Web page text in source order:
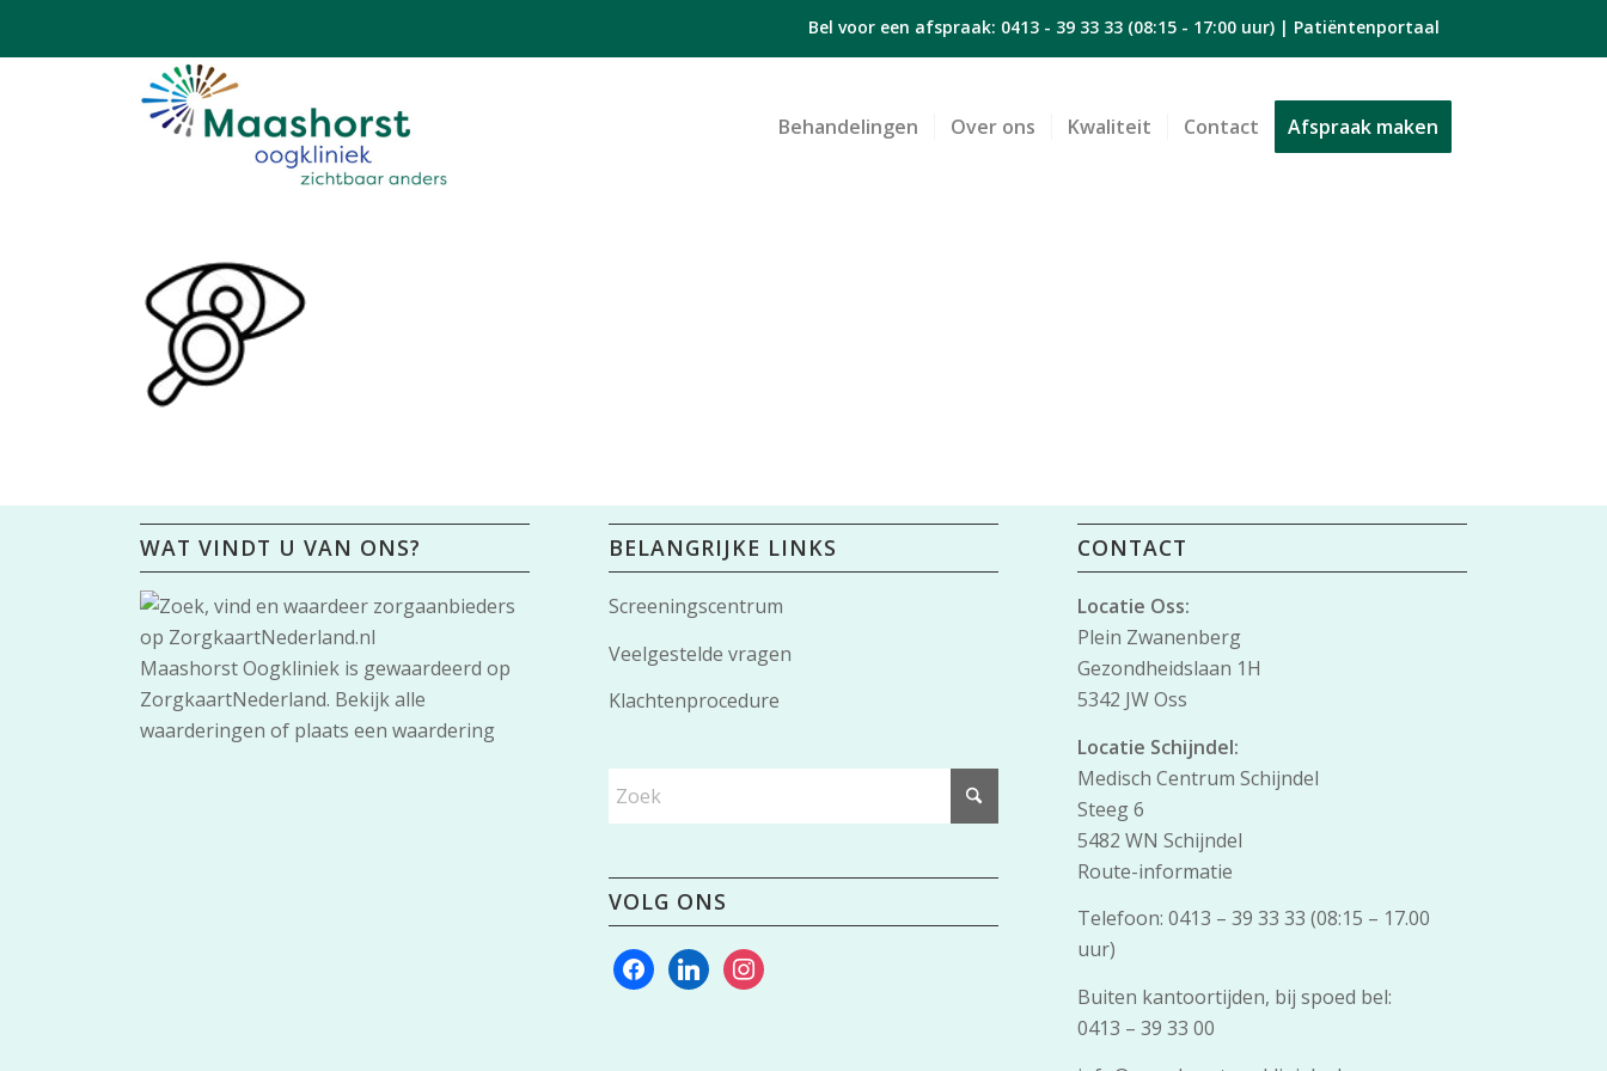
Bel voor een afspraak: 0413 - 39 33 33(08:15 - 17:00 uur) | Patiëntenportaal
Behandelingen Over ons Kwaliteit Contact Afspraak maken
WAT VINDT U VAN ONS?
Maashorst Oogkliniek is gewaardeerd op
ZorgkaartNederland. Bekijk alle
waarderingen of plaats een waardering
BELANGRIJKE LINKS
Screeningscentrum
Veelgestelde vragen
Klachtenprocedure
VOLG ONS
facebooklinkedininstagram
CONTACT
Locatie Oss:
Plein Zwanenberg
Gezondheidslaan 1H
5342 JW Oss
Locatie Schijndel:
Medisch Centrum Schijndel
Steeg 6
5482 WN Schijndel
Route-informatie
Telefoon: 0413 – 39 33 33 (08:15 – 17.00
uur)
Buiten kantoortijden, bij spoed bel:
0413 – 39 33 00